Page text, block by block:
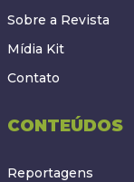
Sobre a Revista
Mídia Kit
Contato
CONTEÚDOS
Reportagens